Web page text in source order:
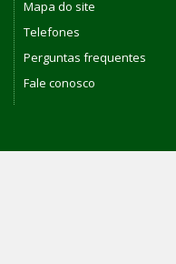
Mapa do site
Telefones
Perguntas frequentes
Fale conosco